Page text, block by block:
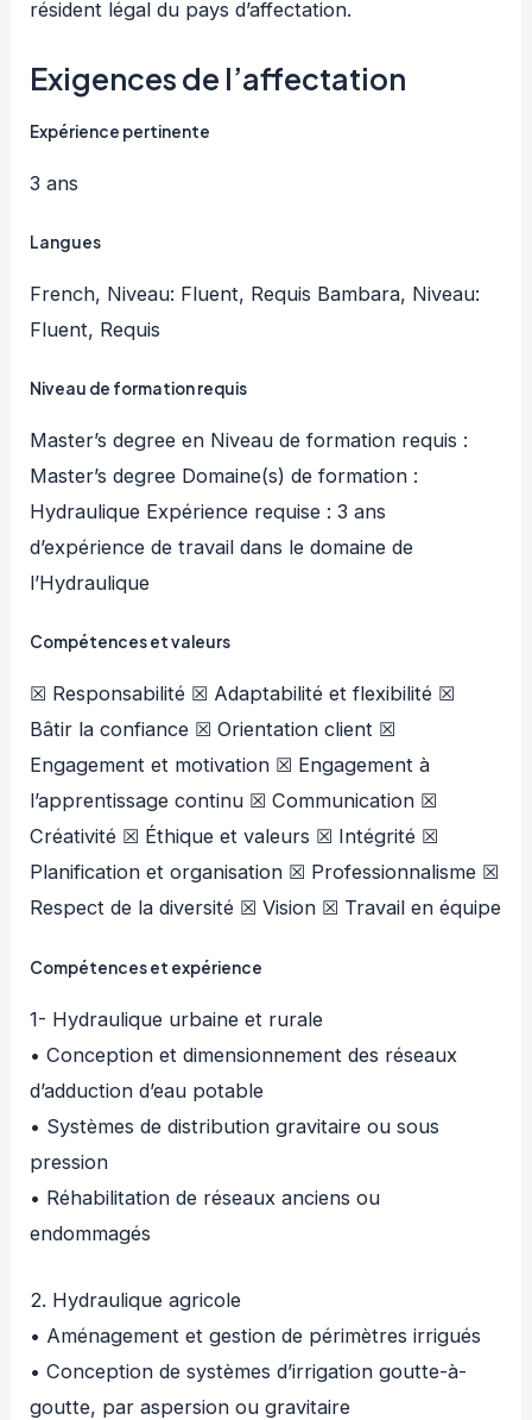
résident légal du pays d’affectation.
Exigences de l’affectation
Expérience pertinente
3 ans
Langues
French, Niveau: Fluent, Requis Bambara, Niveau:
Fluent, Requis
Niveau de formation requis
Master’s degree en Niveau de formation requis :
Master’s degree Domaine(s) de formation :
Hydraulique Expérience requise : 3 ans
d’expérience de travail dans le domaine de
l’Hydraulique
Compétences et valeurs
☒ Responsabilité ☒ Adaptabilité et flexibilité ☒
Bâtir la confiance ☒ Orientation client ☒
Engagement et motivation ☒ Engagement à
l’apprentissage continu ☒ Communication ☒
Créativité ☒ Éthique et valeurs ☒ Intégrité ☒
Planification et organisation ☒ Professionnalisme ☒
Respect de la diversité ☒ Vision ☒ Travail en équipe
Compétences et expérience
1- Hydraulique urbaine et rurale
• Conception et dimensionnement des réseaux
d’adduction d’eau potable
• Systèmes de distribution gravitaire ou sous
pression
• Réhabilitation de réseaux anciens ou
endommagés
2. Hydraulique agricole
• Aménagement et gestion de périmètres irrigués
• Conception de systèmes d’irrigation goutte-à-
goutte, par aspersion ou gravitaire